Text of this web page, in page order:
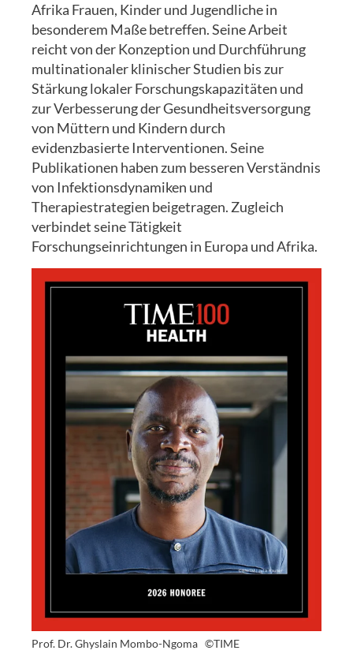
Afrika Frauen, Kinder und Jugendliche in
besonderem Maße betreffen. Seine Arbeit
reicht von der Konzeption und Durchführung
multinationaler klinischer Studien bis zur
Stärkung lokaler Forschungskapazitäten und
zur Verbesserung der Gesundheitsversorgung
von Müttern und Kindern durch
evidenzbasierte Interventionen. Seine
Publikationen haben zum besseren Verständnis
von Infektionsdynamiken und
Therapiestrategien beigetragen. Zugleich
verbindet seine Tätigkeit
Forschungseinrichtungen in Europa und Afrika.
Prof. Dr. Ghyslain Mombo-Ngoma ©TIME